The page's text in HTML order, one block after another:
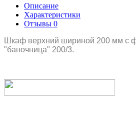
Описание
Характеристики
Отзывы 0
Шкаф верхний шириной 200 мм с
"баночница" 200/3.